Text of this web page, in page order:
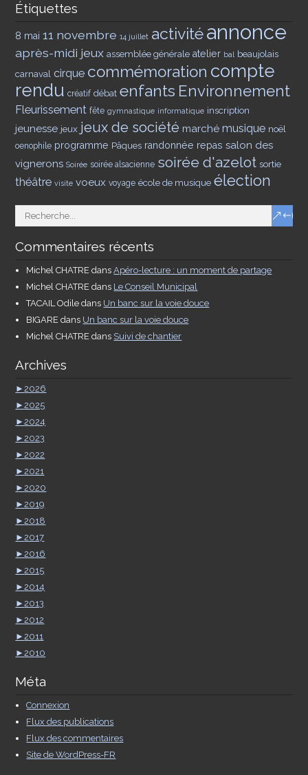
Étiquettes
8 mai 11 novembre 14 juillet activitéannonce
après-midi jeux assemblée générale atelier bal beaujolais
carnaval cirque commémoration compte
rendu créatif débat enfants Environnement
Fleurissement fête gymnastique informatique inscription
jeunesse jeux jeux de société marché musique noël
oenophile programme Pâques randonnée repas salon des
vignerons Soirée soirée alsacienne soirée d'azelot sortie
théâtre visite voeux voyage école de musique élection
Commentaires récents
Michel CHATRE dansApéro-lecture : un moment de partage
Michel CHATRE dans Le Conseil Municipal
TACAIL Odile dans Un banc sur la voie douce
BIGARE dans Un banc sur la voie douce
Michel CHATRE dans Suivi de chantier
Archives
►2026
►2025
►2024
►2023
►2022
►2021
►2020
►2019
►2018
►2017
►2016
►2015
►2014
►2013
►2012
►2011
►2010
Méta
Connexion
Flux des publications
Flux des commentaires
Site de WordPress-FR